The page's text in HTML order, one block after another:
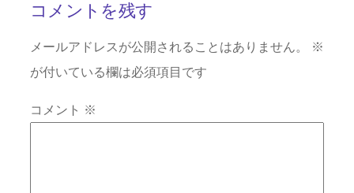
コメントを残す
メールアドレスが公開されることはありません。
※
が付いている欄は必須項目です
コメント ※